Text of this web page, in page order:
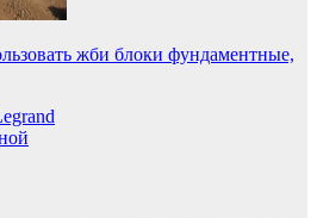
жби блоки фундаментные,